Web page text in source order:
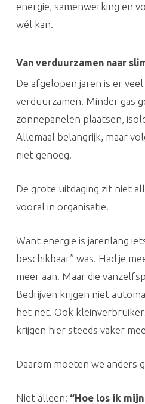
energie, samenwerking en
wél kan.
Van verduurzamen naar
De afgelopen jaren is er
verduurzamen. Minder gas
zonnepanelen plaatsen,
Allemaal belangrijk, maar
niet genoeg.
De grote uitdaging zit niet
vooral in organisatie.
Want energie is jarenlang
beschikbaar” was. Had je
meer aan. Maar die
Bedrijven krijgen niet
het net. Ook
krijgen hier steeds vaker
Daarom moeten we anders
Niet alleen: “Hoe los ik